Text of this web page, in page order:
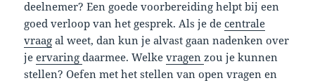
deelnemer? Een goede voorbereiding helpt bij een
goed verloop van het gesprek. Als je decentrale
vraag al weet, dan kun je alvast gaan nadenken over
jeervaringdaarmee. Welkevragenzou je kunnen
stellen? Oefen met het stellen van open vragen en